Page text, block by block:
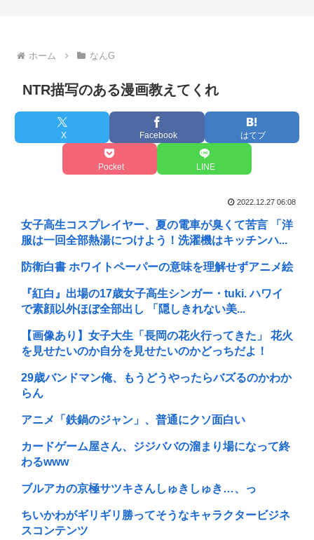
ホーム なんG
NTR描写のある漫画教えてくれ
X Facebook はてブ
Pocket LINE
2022.12.27 06:08
女子高生コスプレイヤー、夏の電車が臭くて苦言 「洋
服は一回全部熱湯につけよう！洗濯機はキッチンハ...
防衛白書 ホワイトペーパーの意味を理解せずアニメ絵
『紅白』出場の17歳女子高生シンガー・tuki. ハワイ
で素顔以外ほぼ全部出し 「隠しきれない美...
【画像あり】女子大生「長岡の花火行ってきた」 花火
を見せたいのか自分を見せたいのかどっちだよ！
29歳バンドマン俺、もうどうやったらバズるのかわか
らん
アニメ「鉄鍋のジャン」、普通にクソ面白い
カードゲーム屋さん、ジジババの溜まり場になって終
わるwww
ブルアカの京極サツキさんしゅきしゅき…、っ
ちいかわがギリギリ勝ってそうなキャラクタービジネ
スコンテンツ